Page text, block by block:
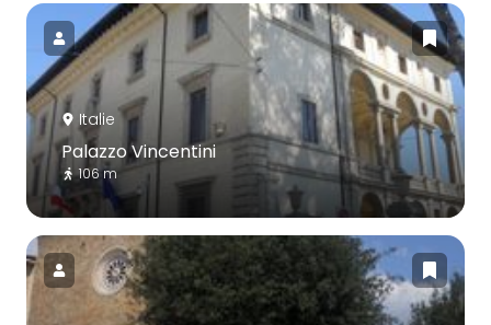
Italie
Palazzo Vincentini
106 m